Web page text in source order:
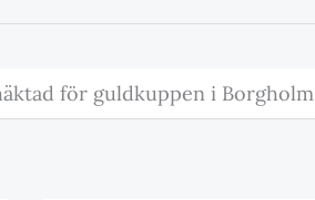
för guldkuppen i Borgholm